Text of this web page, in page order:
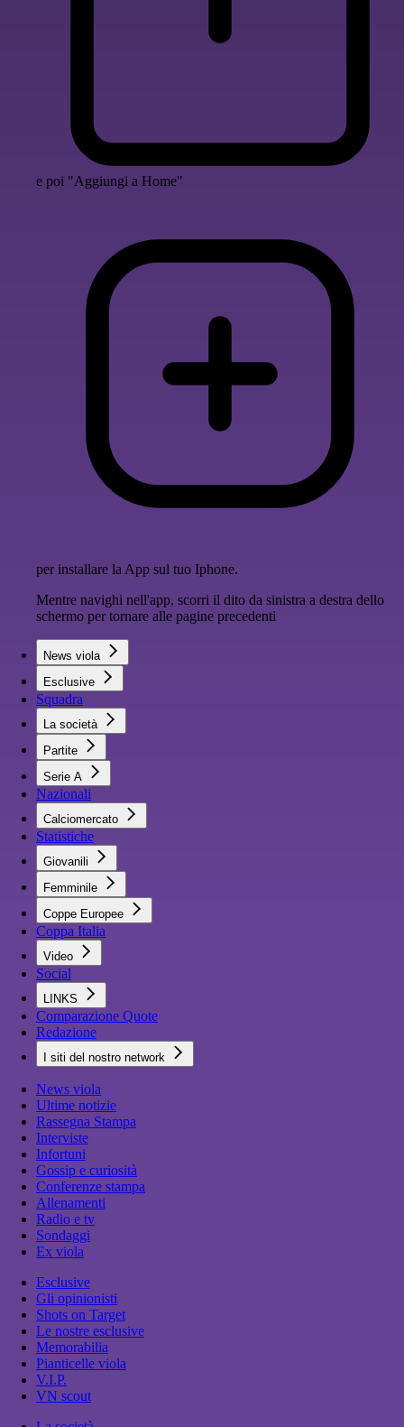
e poi "Aggiungi a Home"
per installare la App sul tuo Iphone.
Mentre navighi nell'app, scorri il dito da sinistra a destra dello
schermo per tornare alle pagine precedenti
News viola
Esclusive
Squadra
La società
Partite
Serie A
Nazionali
Calciomercato
Statistiche
Giovanili
Femminile
Coppe Europee
Coppa Italia
Video
Social
LINKS
Comparazione Quote
Redazione
I siti del nostro network
News viola
Ultime notizie
Rassegna Stampa
Interviste
Infortuni
Gossip e curiosità
Conferenze stampa
Allenamenti
Radio e tv
Sondaggi
Ex viola
Esclusive
Gli opinionisti
Shots on Target
Le nostre esclusive
Memorabilia
Pianticelle viola
V.I.P.
VN scout